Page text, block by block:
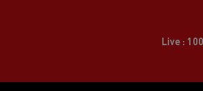
Live :